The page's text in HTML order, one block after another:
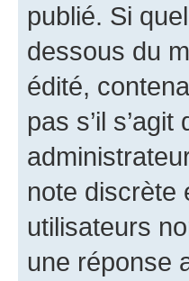
publié. Si
dessous du
édité,
pas s’il
note discrète
utilisateurs
une réponse